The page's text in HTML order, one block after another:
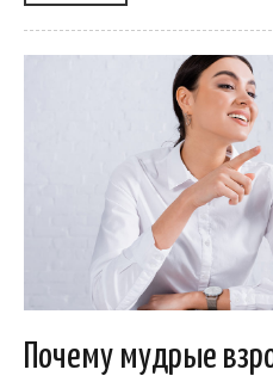
Почему мудрые